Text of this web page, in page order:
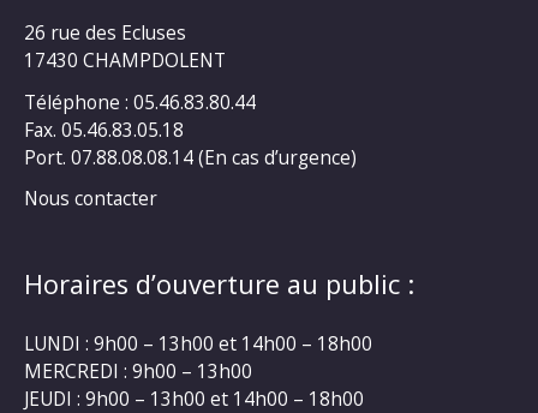
26 rue des Ecluses
17430 CHAMPDOLENT
Téléphone : 05.46.83.80.44
Fax. 05.46.83.05.18
Port. 07.88.08.08.14 (En cas d’urgence)
Nous contacter
Horaires d’ouverture au public :
LUNDI : 9h00 – 13h00 et 14h00 – 18h00
MERCREDI : 9h00 – 13h00
JEUDI : 9h00 – 13h00 et 14h00 – 18h00